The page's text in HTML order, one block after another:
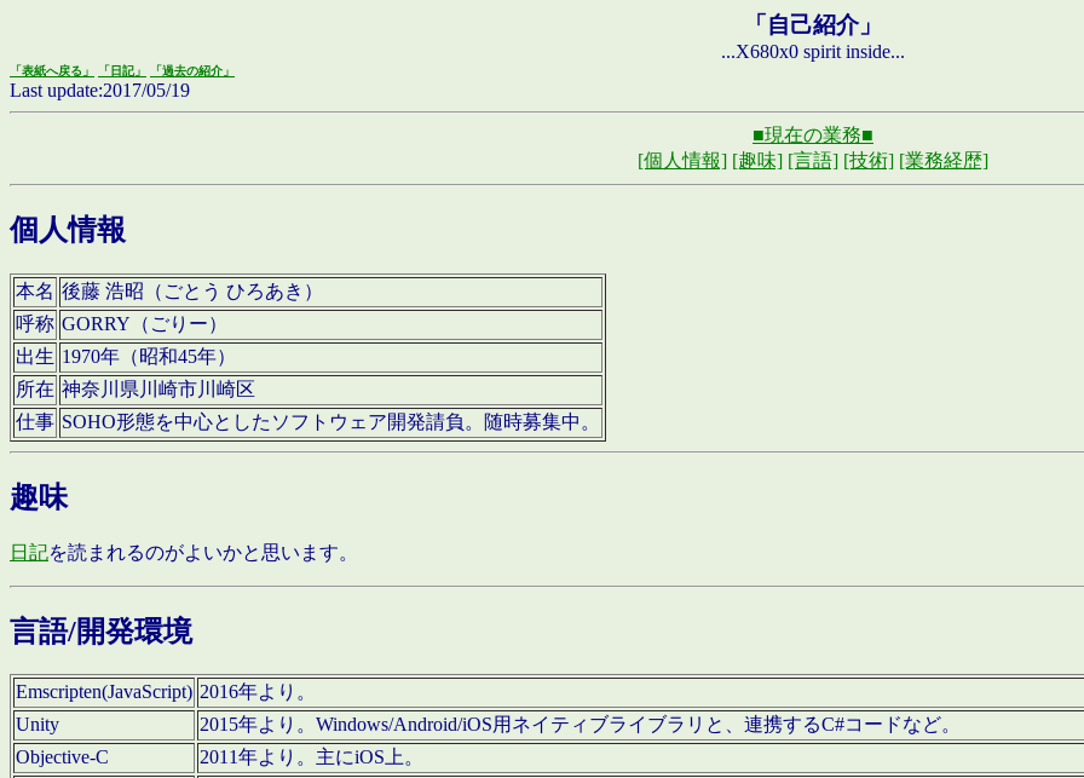
「自己紹介」
...X680x0 spirit inside...
「表紙へ戻る」 「日記」 「過去の紹介」
Last update:2017/05/19
■現在の業務■
[個人情報] [趣味] [言語] [技術] [業務経歴]
個人情報
本名 後藤 浩昭（ごとう ひろあき）
呼称 GORRY（ごりー）
出生 1970年（昭和45年）
所在 神奈川県川崎市川崎区
仕事 SOHO形態を中心としたソフトウェア開発請負。随時募集中。
趣味
日記を読まれるのがよいかと思います。
言語/開発環境
Emscripten(JavaScript) 2016年より。
Unity
2015年より。Windows/Android/iOS用ネイティブライブラリと、連携するC#コードなど。
Objective-C
2011年より。主にiOS上。